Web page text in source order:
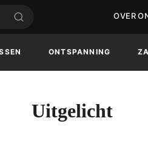
OVER
ONTSPANNING
Uitgelicht